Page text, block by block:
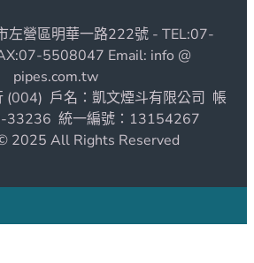
左營區明華一路222號 - TEL:07-
5508047 Email: info @
pipes.com.tw
(004) 戶名：凱文煙斗有限公司 帳
33236 統一編號：13154267
2025 All Rights Reserved